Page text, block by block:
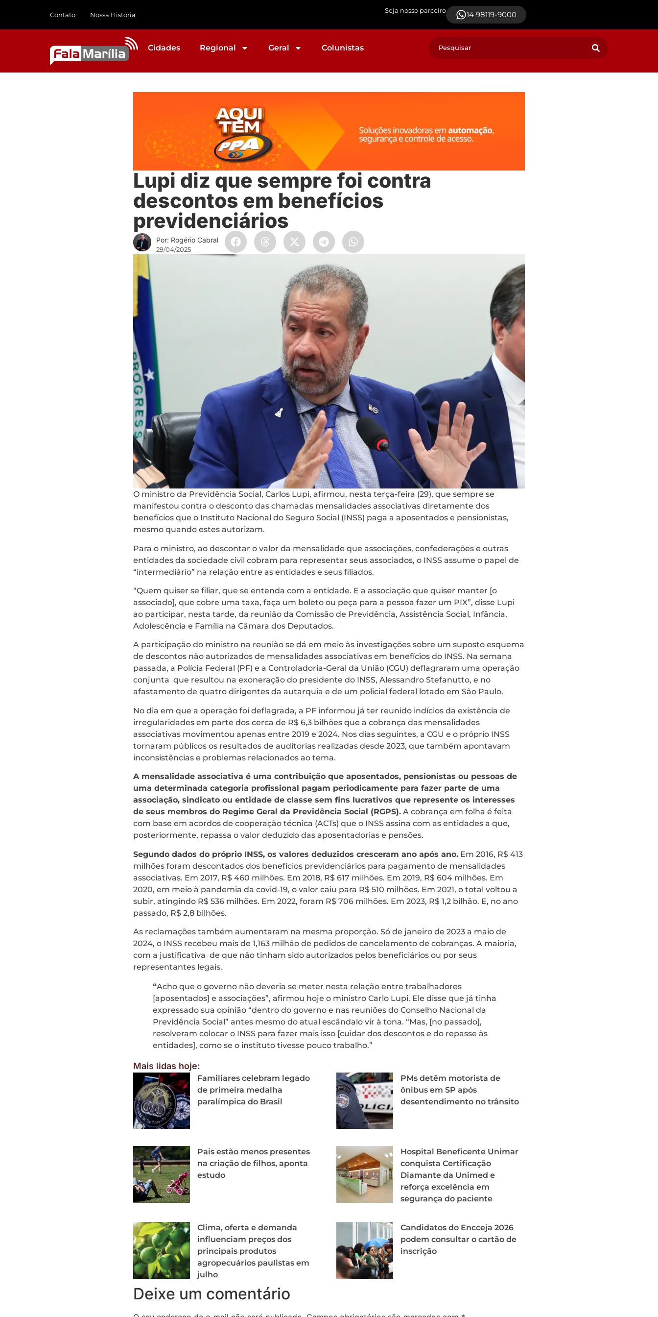
Contato Nossa História
Seja nosso parceiro 14 98119-9000
Cidades Regional Geral Colunistas
Lupi diz que sempre foi contra
descontos em benefícios
previdenciários
Por: Rogério Cabral
29/04/2025
O ministro da Previdência Social, Carlos Lupi, afirmou, nesta terça-feira (29), que sempre se
manifestou contra o desconto das chamadas mensalidades associativas diretamente dos
benefícios que o Instituto Nacional do Seguro Social (INSS) paga a aposentados e pensionistas,
mesmo quando estes autorizam.
Para o ministro, ao descontar o valor da mensalidade que associações, confederações e outras
entidades da sociedade civil cobram para representar seus associados, o INSS assume o papel de
“intermediário” na relação entre as entidades e seus filiados.
“Quem quiser se filiar, que se entenda com a entidade. E a associação que quiser manter [o
associado], que cobre uma taxa, faça um boleto ou peça para a pessoa fazer um PIX”, disse Lupi
ao participar, nesta tarde, da reunião da Comissão de Previdência, Assistência Social, Infância,
Adolescência e Família na Câmara dos Deputados.
A participação do ministro na reunião se dá em meio às investigações sobre um suposto esquema
de descontos não autorizados de mensalidades associativas em benefícios do INSS. Na semana
passada, a Polícia Federal (PF) e a Controladoria-Geral da União (CGU) deflagraram uma operação
conjunta que resultou na exoneração do presidente do INSS, Alessandro Stefanutto, e no
afastamento de quatro dirigentes da autarquia e de um policial federal lotado em São Paulo.
No dia em que a operação foi deflagrada, a PF informou já ter reunido indícios da existência de
irregularidades em parte dos cerca de R$ 6,3 bilhões que a cobrança das mensalidades
associativas movimentou apenas entre 2019 e 2024. Nos dias seguintes, a CGU e o próprio INSS
tornaram públicos os resultados de auditorias realizadas desde 2023, que também apontavam
inconsistências e problemas relacionados ao tema.
A mensalidade associativa é uma contribuição que aposentados, pensionistas ou pessoas de
uma determinada categoria profissional pagam periodicamente para fazer parte de uma
associação, sindicato ou entidade de classe sem fins lucrativos que represente os interesses
de seus membros do Regime Geral da Previdência Social (RGPS). A cobrança em folha é feita
com base em acordos de cooperação técnica (ACTs) que o INSS assina com as entidades a que,
posteriormente, repassa o valor deduzido das aposentadorias e pensões.
Segundo dados do próprio INSS, os valores deduzidos cresceram ano após ano. Em 2016, R$ 413
milhões foram descontados dos benefícios previdenciários para pagamento de mensalidades
associativas. Em 2017, R$ 460 milhões. Em 2018, R$ 617 milhões. Em 2019, R$ 604 milhões. Em
2020, em meio à pandemia da covid-19, o valor caiu para R$ 510 milhões. Em 2021, o total voltou a
subir, atingindo R$ 536 milhões. Em 2022, foram R$ 706 milhões. Em 2023, R$ 1,2 bilhão. E, no ano
passado, R$ 2,8 bilhões.
As reclamações também aumentaram na mesma proporção. Só de janeiro de 2023 a maio de
2024, o INSS recebeu mais de 1,163 milhão de pedidos de cancelamento de cobranças. A maioria,
com a justificativa de que não tinham sido autorizados pelos beneficiários ou por seus
representantes legais.
“Acho que o governo não deveria se meter nesta relação entre trabalhadores
[aposentados] e associações”, afirmou hoje o ministro Carlo Lupi. Ele disse que já tinha
expressado sua opinião “dentro do governo e nas reuniões do Conselho Nacional da
Previdência Social” antes mesmo do atual escândalo vir à tona. “Mas, [no passado],
resolveram colocar o INSS para fazer mais isso [cuidar dos descontos e do repasse às
entidades], como se o instituto tivesse pouco trabalho.”
Mais lidas hoje:
Familiares celebram legado
de primeira medalha
paralímpica do Brasil
PMs detêm motorista de
ônibus em SP após
desentendimento no trânsito
Pais estão menos presentes
na criação de filhos, aponta
estudo
Hospital Beneficente Unimar
conquista Certificação
Diamante da Unimed e
reforça excelência em
segurança do paciente
Clima, oferta e demanda
influenciam preços dos
principais produtos
agropecuários paulistas em
julho
Candidatos do Encceja 2026
podem consultar o cartão de
inscrição
Deixe um comentário